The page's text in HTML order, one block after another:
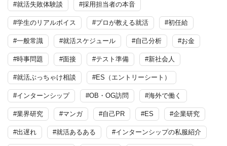
#就活失敗体験談 #採用担当者の本音
#学生のリアルボイス #プロが教える就活 #初任給
#一般常識 #就活スケジュール #自己分析 #お金
#時事問題 #面接 #テスト準備 #新社会人
#就活ぶっちゃけ相談 #ES（エントリーシート）
#インターンシップ #OB・OG訪問 #海外で働く
#業界研究 #マンガ #自己PR #ES #企業研究
#出遅れ #就活あるある #インターンシップの私服紹介